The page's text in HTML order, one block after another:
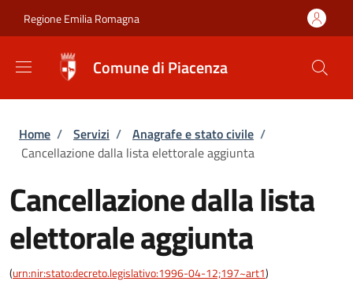
Regione Emilia Romagna
Comune di Piacenza
Briciole di pane
Home / Servizi / Anagrafe e stato civile /
Cancellazione dalla lista elettorale aggiunta
Cancellazione dalla lista
elettorale aggiunta
(urn:nir:stato:decreto.legislativo:1996-04-12;197~art1)